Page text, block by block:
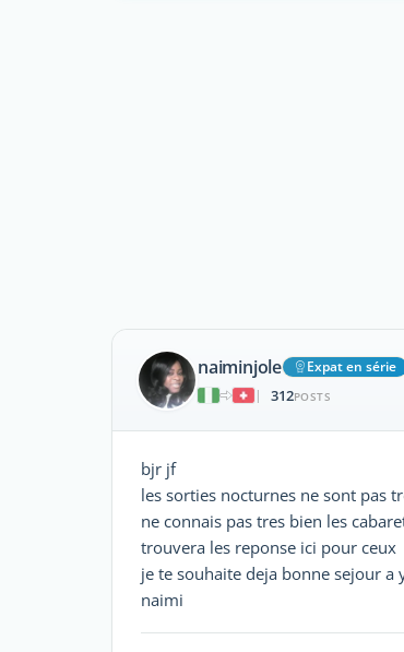
naiminjole
Expat en série
|
312POSTS
bjr jf
les sorties nocturnes ne sont pas
ne connais pas tres bien les
trouvera les reponse ici pour
je te souhaite deja bonne sejour
naimi